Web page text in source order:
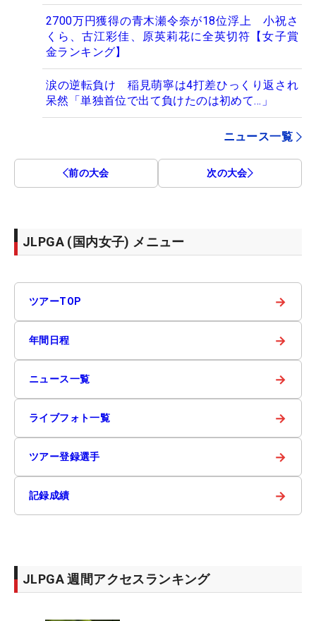
2700万円獲得の青木瀬令奈が18位浮上 小祝さ
くら、古江彩佳、原英莉花に全英切符【女子賞
金ランキング】
涙の逆転負け 稲見萌寧は4打差ひっくり返され
呆然「単独首位で出て負けたのは初めて…」
ニュース一覧
前の大会 次の大会
JLPGA (国内女子) メニュー
ツアーTOP →
年間日程 →
ニュース一覧 →
ライブフォト一覧 →
ツアー登録選手 →
記録成績 →
JLPGA 週間アクセスランキング